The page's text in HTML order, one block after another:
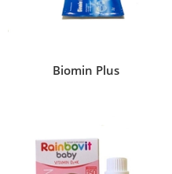
Biomin Plus